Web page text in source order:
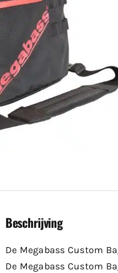
Beschrijving
De Megabass Custom
De Megabass Custom